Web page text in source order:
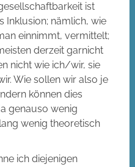
ist
Inklusion; nämlich, wie
einnimmt, vermittelt;
derzeit garnicht
nicht wie ich/wir, sie
Wie sollen wir also je
können dies
genauso wenig
wenig theoretisch
ich diejenigen